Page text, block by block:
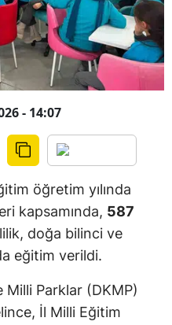
- 14:07
öğretim yılında
kapsamında, 587
doğa bilinci ve
eğitim verildi.
Parklar (DKMP)
İl Milli Eğitim